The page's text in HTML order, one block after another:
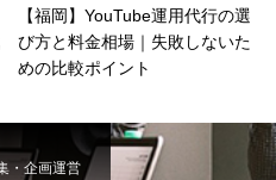
【福岡】YouTube運用代行の選
び方と料金相場｜失敗しないた
めの比較ポイント
・企画運営